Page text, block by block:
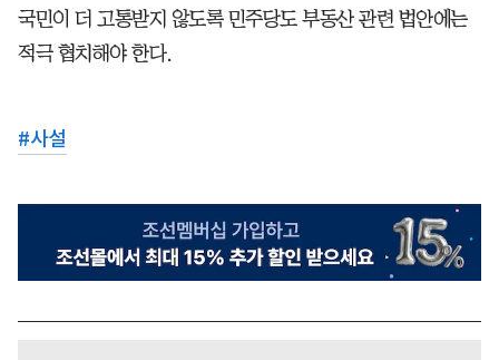
국민이 더 고통받지 않도록 민주당도 부동산 관련 법안에는
적극 협치해야 한다.
#사설